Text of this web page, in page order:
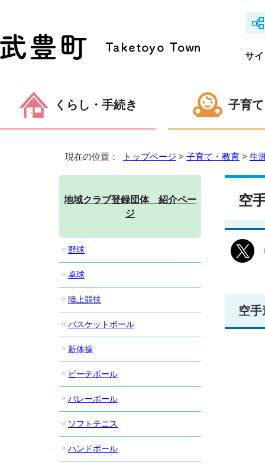
サ
くらし・手続き 子育
現在の位置： トップページ > 子育て・教育 > 生
空
空
地域クラブ登録団体 紹介ペー
ジ
野球
卓球
陸上競技
バスケットボール
新体操
ビーチボール
バレーボール
ソフトテニス
ハンドボール